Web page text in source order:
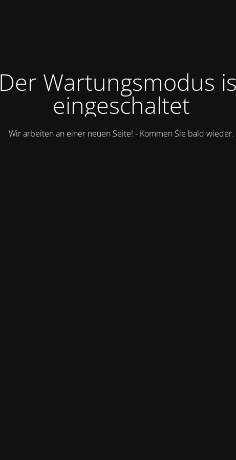
Der Wartungsmodus
eingeschaltet
Wir arbeiten an einer neuen Seite! - Kommen Sie bald wieder.